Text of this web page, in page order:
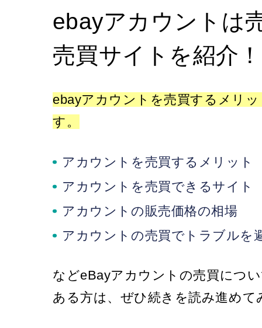
ebayアカウントは
売買サイトを紹介！
ebayアカウントを売買するメリ
す。
アカウントを売買するメリット
アカウントを売買できるサイト
アカウントの販売価格の相場
アカウントの売買でトラブルを
などeBayアカウントの売買につ
ある方は、ぜひ続きを読み進めて